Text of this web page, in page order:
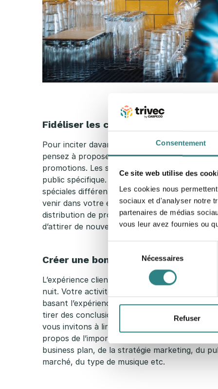
Consentement
Ce site web utilise des
Les cookies nous
sociaux et d'analyser notre
partenaires de médias
vous leur avez fournies ou
du
consentement
Nécessaires
Refuser
Fidéliser les clients
Pour inciter davantage de clients à se rendre
pensez à proposer des offres spéciales, des
promotions. Les soirées à thème sont un
public spécifique. Vous pouvez également
spéciales différentes chaque soir pour
venir dans votre établissement tout au long
distribution de prospectus contenant des
d’attirer de nouveaux clients.
Créer une bonne expérience client
L’expérience client est un must pour les
nuit. Votre activité devrait être guidée par ce
basant l’expérience que vous proposez sur
tirer des conclusions afin de définir votre
vous invitons à lire davantage d’articles sur
propos de l’importance d’une bonne idée pour
business plan, de la stratégie marketing, du
marché, du type de musique etc.